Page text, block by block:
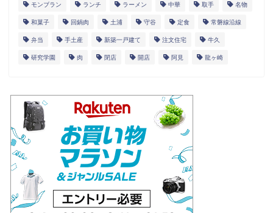
モンブラン ランチ ラーメン 中華 取手 名物
和菓子 回鍋肉 土浦 守谷 定食 常磐線沿線
弁当 手土産 新築一戸建て 注文住宅 牛久
研究学園 肉 閉店 開店 阿見 龍ヶ崎